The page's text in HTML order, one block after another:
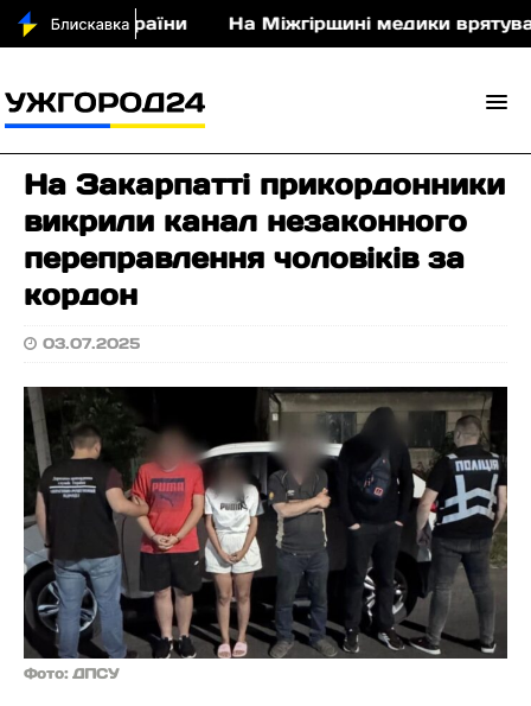
для України На Міжгірщині медики врятували
На Закарпатті прикордонники
викрили канал незаконного
переправлення чоловіків за
кордон
03.07.2025
Фото: ДПСУ